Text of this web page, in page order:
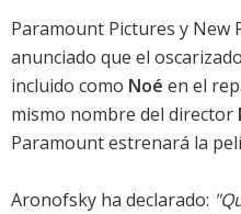
Paramount Pictures y New
anunciado que el oscarizado
incluido como Noé en el
mismo nombre del director
Paramount estrenará la
Aronofsky ha declarado: